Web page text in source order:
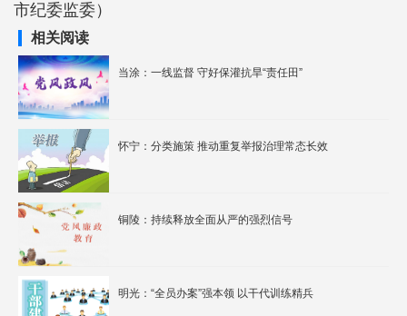
市纪委监委）
相关阅读
当涂：一线监督 守好保灌抗旱“责任田”
怀宁：分类施策 推动重复举报治理常态长效
铜陵：持续释放全面从严的强烈信号
明光：“全员办案”强本领 以干代训练精兵